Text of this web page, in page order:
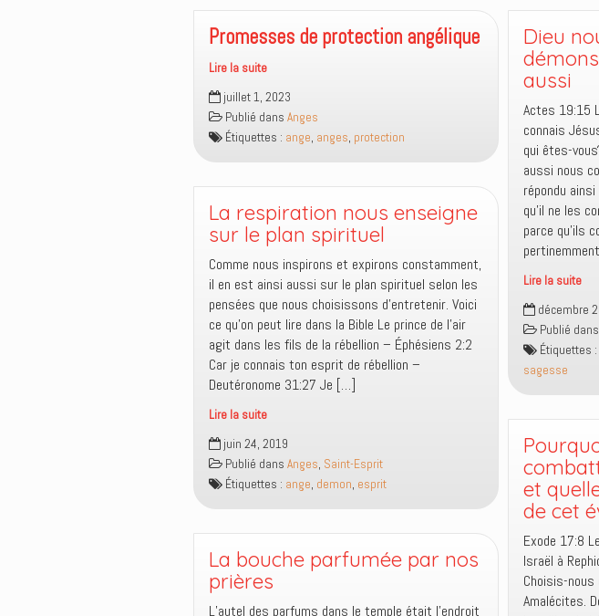
Promesses de protection angélique
Lire la suite
Promesses
de
protection
angélique
juillet 1, 2023
Publié dans Anges
Étiquettes : ange, anges, protection
La respiration nous enseigne
sur le plan spirituel
Comme nous inspirons et expirons constamment,
il en est ainsi aussi sur le plan spirituel selon les
pensées que nous choisissons d’entretenir. Voici
ce qu’on peut lire dans la Bible Le prince de l’air
agit dans les fils de la rébellion – Éphésiens 2:2
Car je connais ton esprit de rébellion –
Deutéronome 31:27 Je […]
Lire la suite
La
respiration
nous
enseigne
le
plan
spirituel
juin 24, 2019
Publié dans Anges, Saint-Esprit
Étiquettes : ange, demon, esprit
La bouche parfumée par nos
prières
L’autel des parfums dans le temple était l’endroit
la
rébellion
Dieu
aussi
Actes 19:15
connais
qui êtes-
aussi nous
répondu
qu’il ne les
parce qu’ils
Lire la suite
Dieu
nous
connaît
et
les
nous
connaissent
aussi
décembre
Publié dans
Étiquettes :
sagesse
et
de cet
Exode 17:8
Israël à
Choisis-
Amalécites.